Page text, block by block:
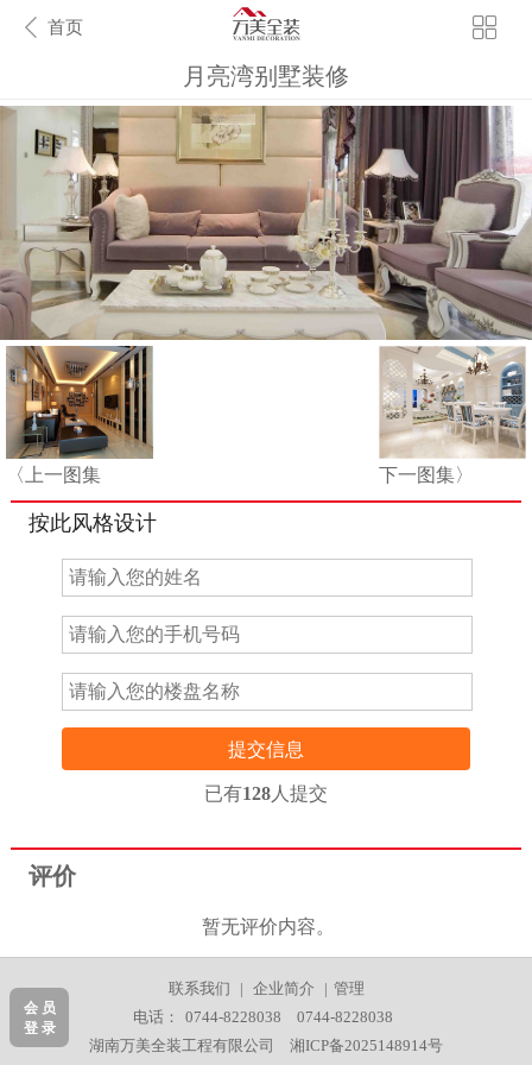
首页
月亮湾别墅装修
〈上一图集 下一图集〉
按此风格设计
提交信息
已有128人提交
评价
暂无评价内容。
联系我们 | 企业简介 | 管理
电话：
0744-8228038
0744-8228038
湖南万美全装工程有限公司
湘ICP备2025148914号
会 员
登 录